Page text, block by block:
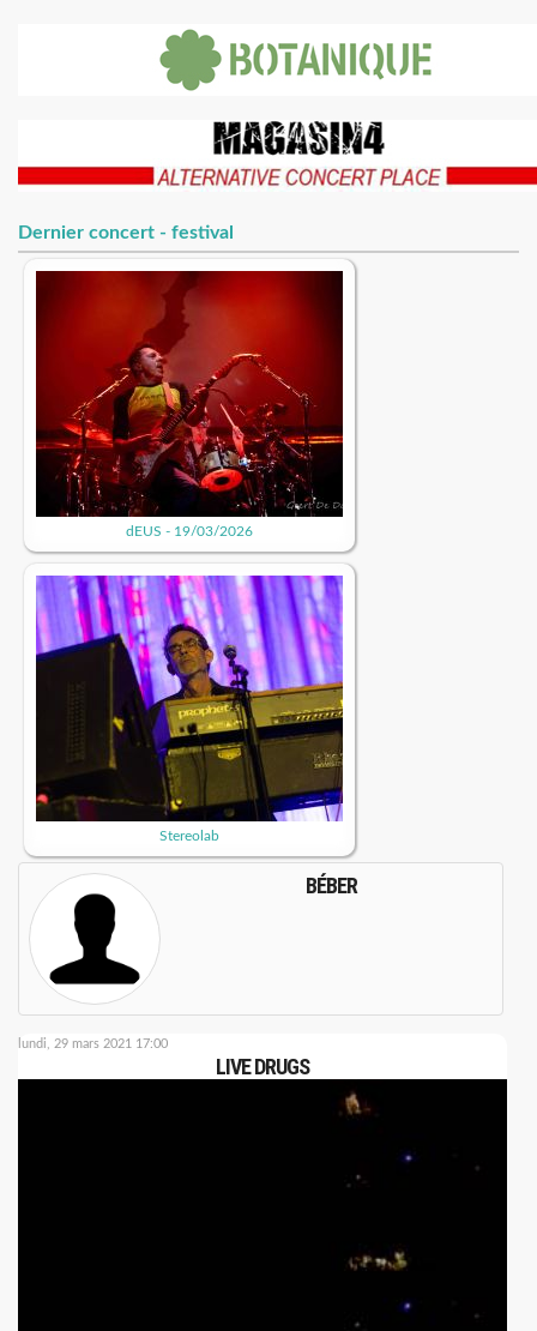
Dernier concert - festival
dEUS - 19/03/2026
Stereolab
BÉBER
lundi, 29 mars 2021 17:00
LIVE DRUGS